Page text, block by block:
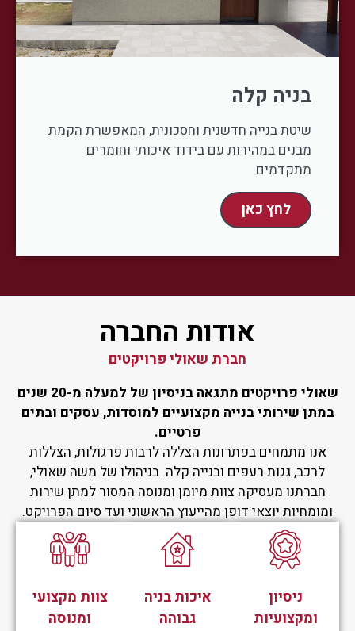
בניה קלה
שיטת בנייה חדשנית וחסכונית, המאפשרת הקמת
מבנים במהירות עם בידוד איכותי וחומרים
מתקדמים.
לחץ כאן
אודות החברה
חברת שאולי פרויקטים
שאולי פרויקטים מתגאה בניסיון של למעלה מ-20 שנים
במתן שירותי בנייה מקצועיים למוסדות, עסקים ובתים
פרטיים.
אנו מתמחים בפתרונות הצללה לרבות פרגולות, הצללות
לרכב, גגות רעפים ובנייה קלה. בניהולו של משה שאולי,
חברתנו מעסיקה צוות מיומן ומנוסה המסור למתן שירות
ומומחיות יוצאי דופן מהייעוץ הראשוני ועד סיום הפרויקט.
ניסיון
ומקצועיות
איכות בניה
גבוהה
צוות מקצועי
ומנוסה